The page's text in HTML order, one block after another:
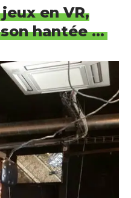
en VR,
hantée …